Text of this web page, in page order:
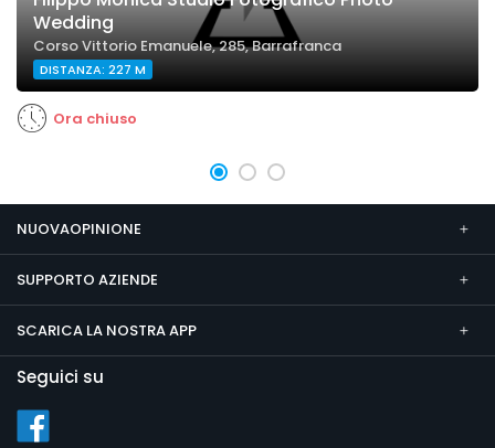
Wedding
Corso Vittorio Emanuele, 285, Barrafranca
DISTANZA: 227 M
Ora chiuso
NUOVAOPINIONE
SUPPORTO AZIENDE
SCARICA LA NOSTRA APP
Seguici su